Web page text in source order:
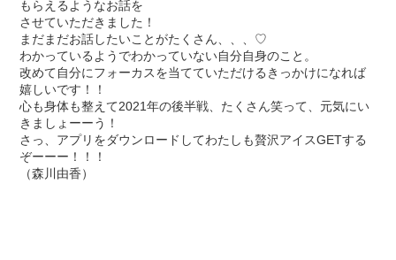
もらえるようなお話を
させていただきました！
まだまだお話したいことがたくさん、、、♡
わかっているようでわかっていない自分自身のこと。
改めて自分にフォーカスを当てていただけるきっかけになれば
嬉しいです！！
心も身体も整えて2021年の後半戦、たくさん笑って、元気にい
きましょーーう！
さっ、アプリをダウンロードしてわたしも贅沢アイスGETする
ぞーーー！！！
（森川由香）